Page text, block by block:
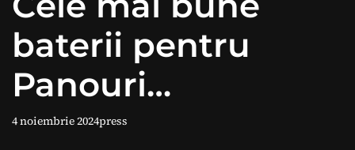
baterii pentru
Panouri
Fotovoltaice
4 noiembrie 2024press